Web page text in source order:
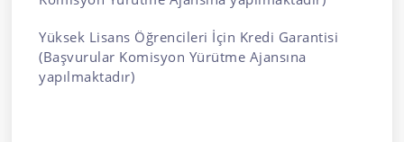
Yüksek Lisans Öğrencileri İçin Kredi Garantisi
(Başvurular Komisyon Yürütme Ajansına
yapılmaktadır)